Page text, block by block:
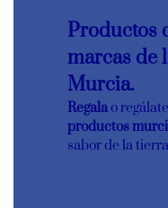
Productos
marcas de
Murcia.
Regalao
productos
sabor de la tierra